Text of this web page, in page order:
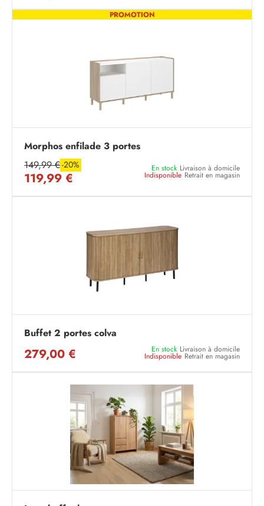
PROMOTION
Morphos enfilade 3 portes
149,99 €-20%
119,99 €
En stock Livraison à domicile
Indisponible Retrait en magasin
Buffet 2 portes colva
279,00 € En stock Livraison à domicile
Indisponible Retrait en magasin